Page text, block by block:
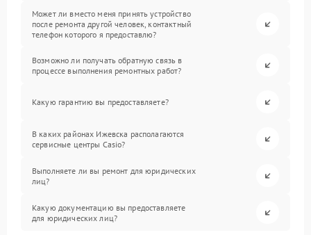
Может ли вместо меня принять устройство
после ремонта другой человек, контактный
телефон которого я предоставлю?
Возможно ли получать обратную связь в
процессе выполнения ремонтных работ?
Какую гарантию вы предоставляете?
В каких районах Ижевска располагаются
сервисные центры Casio?
Выполняете ли вы ремонт для юридических
лиц?
Какую документацию вы предоставляете
для юридических лиц?